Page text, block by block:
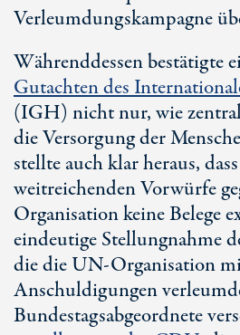
Verleumdungskampagne
Währenddessen bestätigte
Gutachten des
(IGH) nicht nur, wie
die Versorgung der
stellte auch klar heraus,
weitreichenden Vorwürfe
Organisation keine Belege
eindeutige Stellungnahme
die dieUN-Organisation
Anschuldigungen
Bundestagsabgeordnete